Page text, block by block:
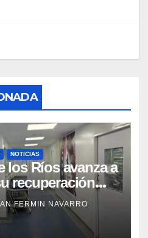
NOTICIAS
los Ríos avanza a
recuperación
eventos
FERMIN NAVARRO